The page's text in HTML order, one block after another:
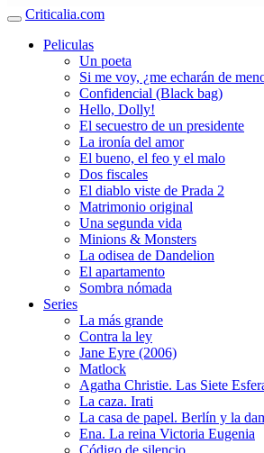
Criticalia.com
Peliculas
Un poeta
Si me voy, ¿me echarán de
Confidencial (Black bag)
Hello, Dolly!
El secuestro de un presidente
La ironía del amor
El bueno, el feo y el malo
Dos fiscales
El diablo viste de Prada 2
Matrimonio original
Una segunda vida
Minions & Monsters
La odisea de Dandelion
El apartamento
Sombra nómada
Series
La más grande
Contra la ley
Jane Eyre (2006)
Matlock
Agatha Christie. Las Siete
La caza. Irati
La casa de papel. Berlín y la
Ena. La reina Victoria Eugenia